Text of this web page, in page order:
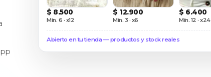
$ 8.500
Mín. 6 · x12
$ 12.900
Mín. 3 · x6
$ 6.400
Mín. 12 · x24
Abierto en tu tienda — productos y stock reales